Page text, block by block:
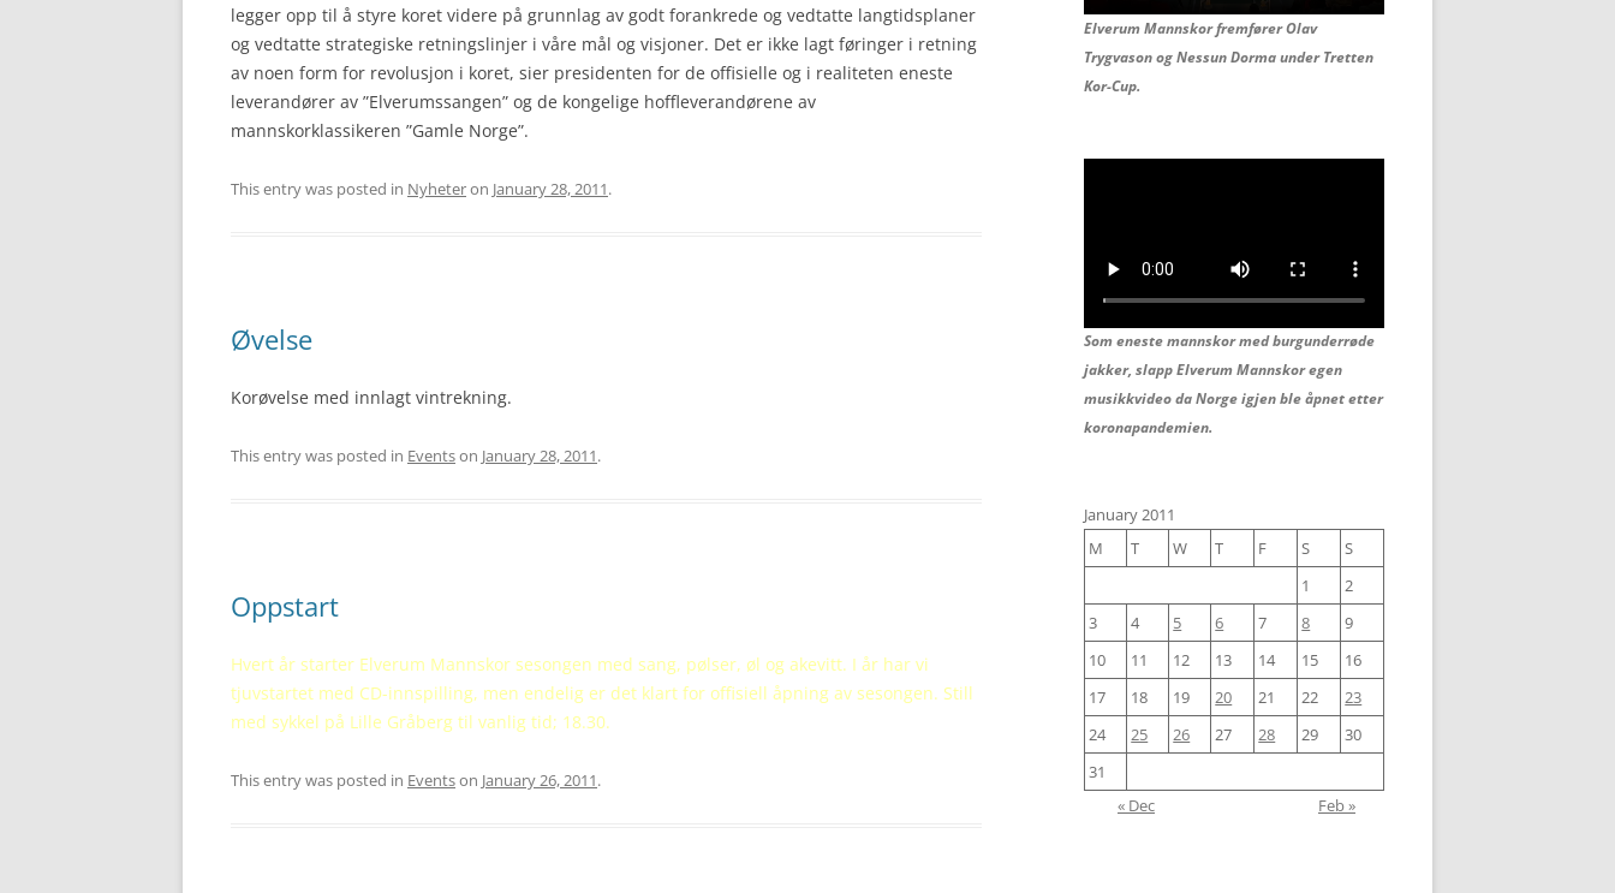
legger opp til å styre koret videre på grunnlag av godt forankrede og vedtatte langtidsplaner
og vedtatte strategiske retningslinjer i våre mål og visjoner. Det er ikke lagt føringer i retning
av noen form for revolusjon i koret, sier presidenten for de offisielle og i realiteten eneste
leverandører av ”Elverumssangen” og de kongelige hoffleverandørene av
mannskorklassikeren ”Gamle Norge”.
This entry was posted in Nyheteron January 28, 2011.
Øvelse
Korøvelse med innlagt vintrekning.
This entry was posted in Eventson January 28, 2011.
Oppstart
Hvert år starter Elverum Mannskor sesongen med sang, pølser, øl og akevitt. I år har vi
tjuvstartet med CD-innspilling, men endelig er det klart for offisiell åpning av sesongen. Still
med sykkel på Lille Gråberg til vanlig tid; 18.30.
This entry was posted in Eventson January 26, 2011.
Elverum Mannskor fremfører Olav
Trygvason ogNessun Dorma under Tretten
Kor-Cup.
Som eneste mannskor med burgunderrøde
jakker, slapp Elverum Mannskor egen
musikkvideo da Norge igjen ble åpnet etter
koronapandemien.
January 2011
M
T W T F S
S
1
2
3
4 5 6 7 8
9
10
11 12 13 14 15
16
17
18 19 20 21 22
23
24
25 26 27 28 29
30
31
« Dec
Feb »